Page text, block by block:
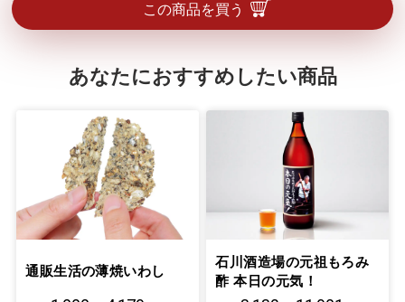
この商品を買う
本品は直接、素足にご着用ください。重ね
履きは足にかかる圧力が変わってしまい、
けください。また、パンティストッキング
あなたにおすすめしたい商品
通販生活の薄焼いわし
石川酒造場の元祖もろみ
酢 本日の元気！